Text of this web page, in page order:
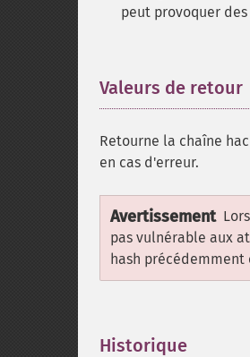
peut provoquer
Valeurs de retour
Retourne la chaîne
en cas d'erreur.
Avertissement
pas vulnérable aux
hash précédemment
Historique